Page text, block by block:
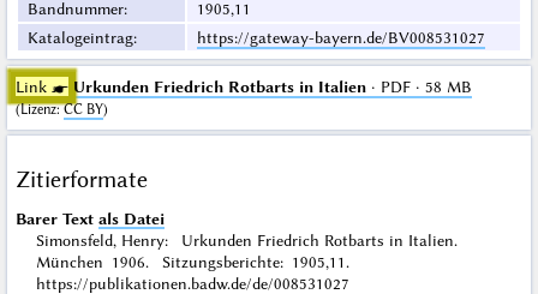
Bandnummer:
1905,11
Katalogeintrag: https://gateway-bayern.de/BV008531027
Link ☛ Urkunden Friedrich Rotbarts in Italien· PDF · 58 MB
(Lizenz:CC BY)
Zitierformate
Barer Text als Datei
Simonsfeld, Henry: Urkunden Friedrich Rotbarts in Italien.
München 1906. Sitzungsberichte: 1905,11.
https://publikationen.badw.de/de/008531027